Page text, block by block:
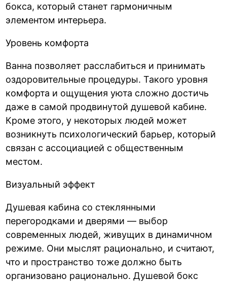
бокса, который станет гармоничным
элементом интерьера.
Уровень комфорта
Ванна позволяет расслабиться и принимать
оздоровительные процедуры. Такого уровня
комфорта и ощущения уюта сложно достичь
даже в самой продвинутой душевой кабине.
Кроме этого, у некоторых людей может
возникнуть психологический барьер, который
связан с ассоциацией с общественным
местом.
Визуальный эффект
Душевая кабина со стеклянными
перегородками и дверями — выбор
современных людей, живущих в динамичном
режиме. Они мыслят рационально, и считают,
что и пространство тоже должно быть
организовано рационально. Душевой бокс